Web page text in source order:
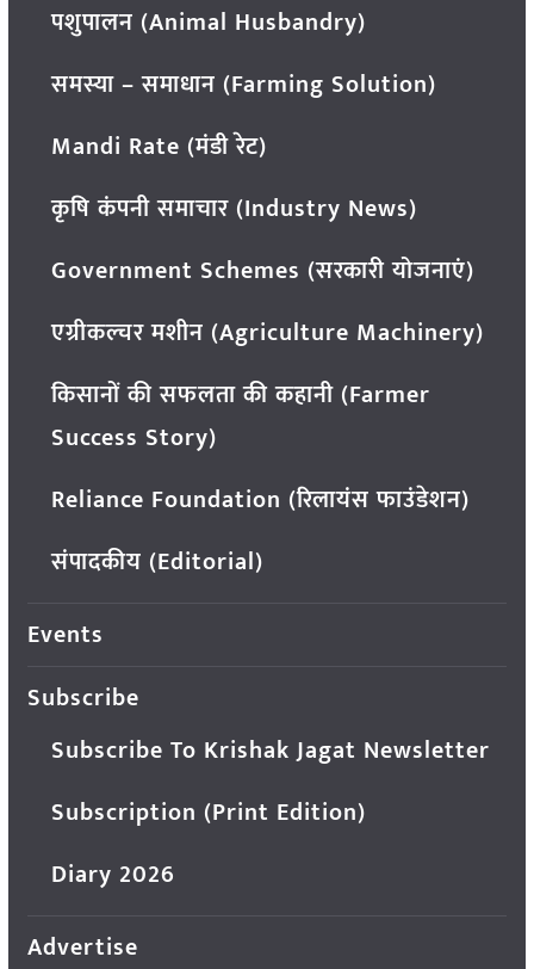
पशुपालन (Animal Husbandry)
समस्या – समाधान (Farming Solution)
Mandi Rate (मंडी रेट)
कृषि कंपनी समाचार (Industry News)
Government Schemes (सरकारी योजनाएं)
एग्रीकल्चर मशीन (Agriculture Machinery)
किसानों की सफलता की कहानी (Farmer
Success Story)
Reliance Foundation (रिलायंस फाउंडेशन)
संपादकीय (Editorial)
Events
Subscribe
Subscribe To Krishak Jagat Newsletter
Subscription (Print Edition)
Diary 2026
Advertise